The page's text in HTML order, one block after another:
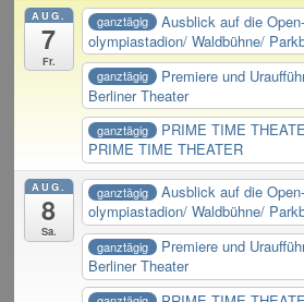
AUG.
7
Fr.
ganztägig Ausblick auf die
olympiastadion/ Waldbühne/
ganztägig Premiere und
Berliner Theater
ganztägig PRIME TIME
PRIME TIME THEATER
AUG.
8
Sa.
ganztägig Ausblick auf die
olympiastadion/ Waldbühne/
ganztägig Premiere und
Berliner Theater